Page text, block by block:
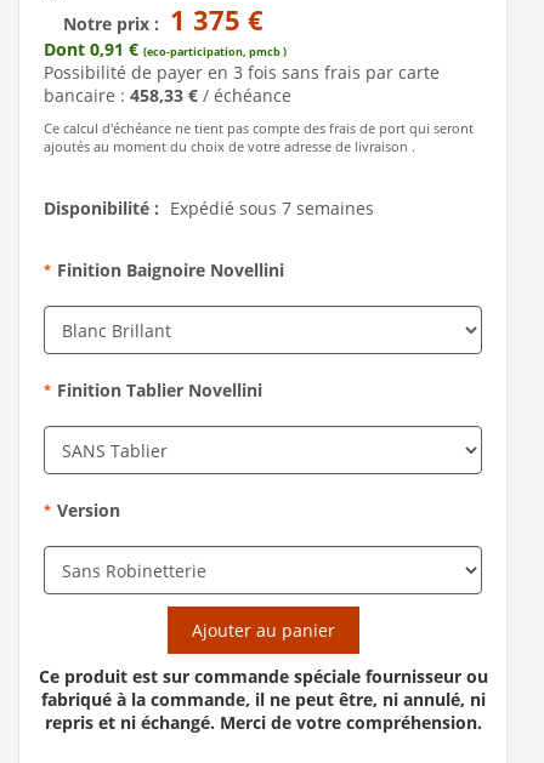
Notre prix : 1 375 €
Dont 0,91 € (eco-participation, pmcb )
Possibilité de payer en 3 fois sans frais par carte
bancaire : 458,33 € / échéance
Ce calcul d'échéance ne tient pas compte des frais de port qui seront
ajoutés au moment du choix de votre adresse de livraison .
Disponibilité : Expédié sous 7 semaines
* Finition Baignoire Novellini
* Finition Tablier Novellini
* Version
Ajouter au panier
Ce produit est sur commande spéciale fournisseur ou
fabriqué à la commande, il ne peut être, ni annulé, ni
repris et ni échangé. Merci de votre compréhension.